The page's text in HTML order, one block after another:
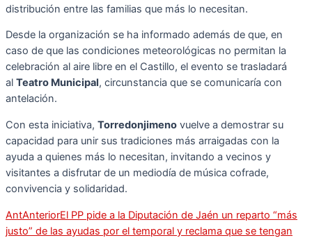
distribución entre las familias que más lo necesitan.
Desde la organización se ha informado además de que, en
caso de que las condiciones meteorológicas no permitan la
celebración al aire libre en el Castillo, el evento se trasladará
al Teatro Municipal, circunstancia que se comunicaría con
antelación.
Con esta iniciativa, Torredonjimeno vuelve a demostrar su
capacidad para unir sus tradiciones más arraigadas con la
ayuda a quienes más lo necesitan, invitando a vecinos y
visitantes a disfrutar de un mediodía de música cofrade,
convivencia y solidaridad.
AntAnteriorEl PP pide a la Diputación de Jaén un reparto “más
justo” de las ayudas por el temporal y reclama que se tengan